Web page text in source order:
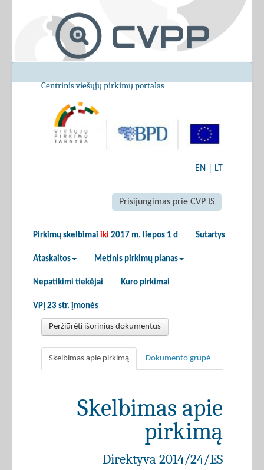
Centrinis viešųjų pirkimų portalas
EN LT
Prisijungimas prie CVP IS
Pirkimų skelbimai iki 2017 m. liepos 1 d Sutartys
Ataskaitos Metinis pirkimų planas
Nepatikimi tiekėjai Kuro pirkimai
VPĮ 23 str. įmonės
Peržiūrėti išorinius dokumentus
Skelbimas apie pirkimą Dokumento grupė
Skelbimas apie
pirkimą
Direktyva 2014/24/ES